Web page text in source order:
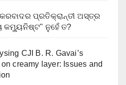
ପ୍ରତିକ୍ରାନ୍ତୀ ଅସ୍ତ୍ର
କମ୍ୟୁନିଷ୍ଟ" ନୁହେଁ ତ?
CJI B. R. Gavai’s
creamy layer: Issues and